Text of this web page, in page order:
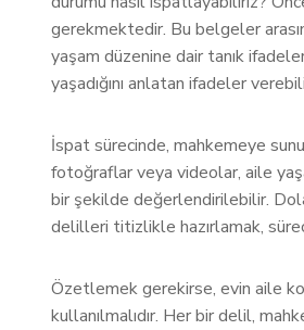
gerekmektedir. Bu belgeler
yaşam düzenine dair tanık
yaşadığını anlatan ifadeler
İspat sürecinde, mahkemeye
fotoğraflar veya videolar, aile
bir şekilde değerlendirilebilir.
delilleri titizlikle hazırlamak,
Özetlemek gerekirse, evin aile
kullanılmalıdır. Her bir delil,